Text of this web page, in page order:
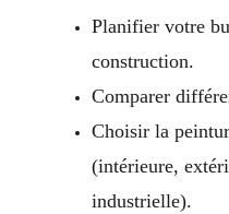
Planifier votre
construction.
Comparer
Choisir la
(intérieure,
industrielle).